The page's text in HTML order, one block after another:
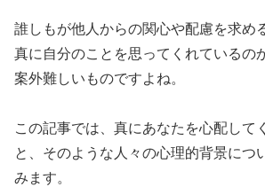
誰しもが他人からの関心や配慮を求め
真に自分のことを思ってくれているの
案外難しいものですよね。
この記事では、真にあなたを心配して
と、そのような人々の心理的背景につ
みます。